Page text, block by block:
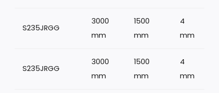
S235JRGG
3000
mm
1500
mm
4
mm
S235JRGG
3000
mm
1500
mm
4
mm